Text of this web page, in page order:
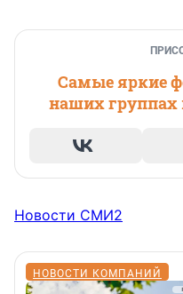
Самые яркие
наших группах
Новости СМИ2
НОВОСТИ КОМПАНИЙ